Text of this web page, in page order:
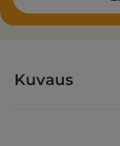
Kuvaus